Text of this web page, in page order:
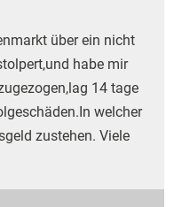
über ein nicht
habe mir
14 tage
welcher
zustehen. Viele